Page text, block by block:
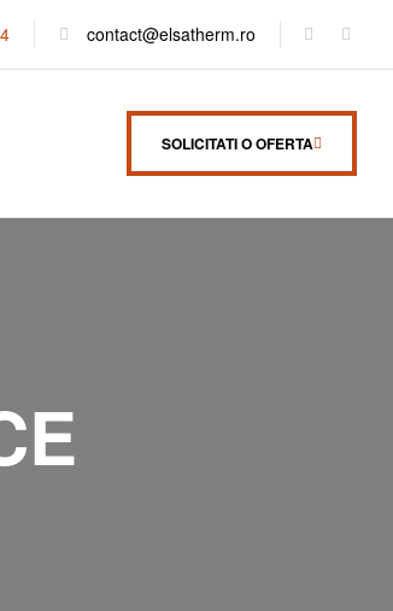
contact@elsatherm.ro
SOLICITATI O OFERTA